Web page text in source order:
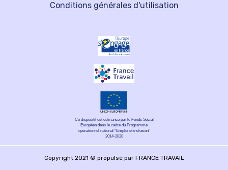
Conditions générales d'utilisation
Ce dispositif est cofinancé par le Fonds Social
Européen dans le cadre du Programme
opérationnel national "Emploi et inclusion"
2014-2020
Copyright 2021 © propulsé par FRANCE TRAVAIL